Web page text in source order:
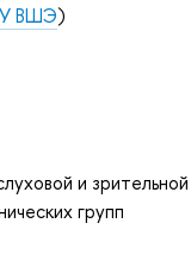
ВШЭ)
и зрительной
групп